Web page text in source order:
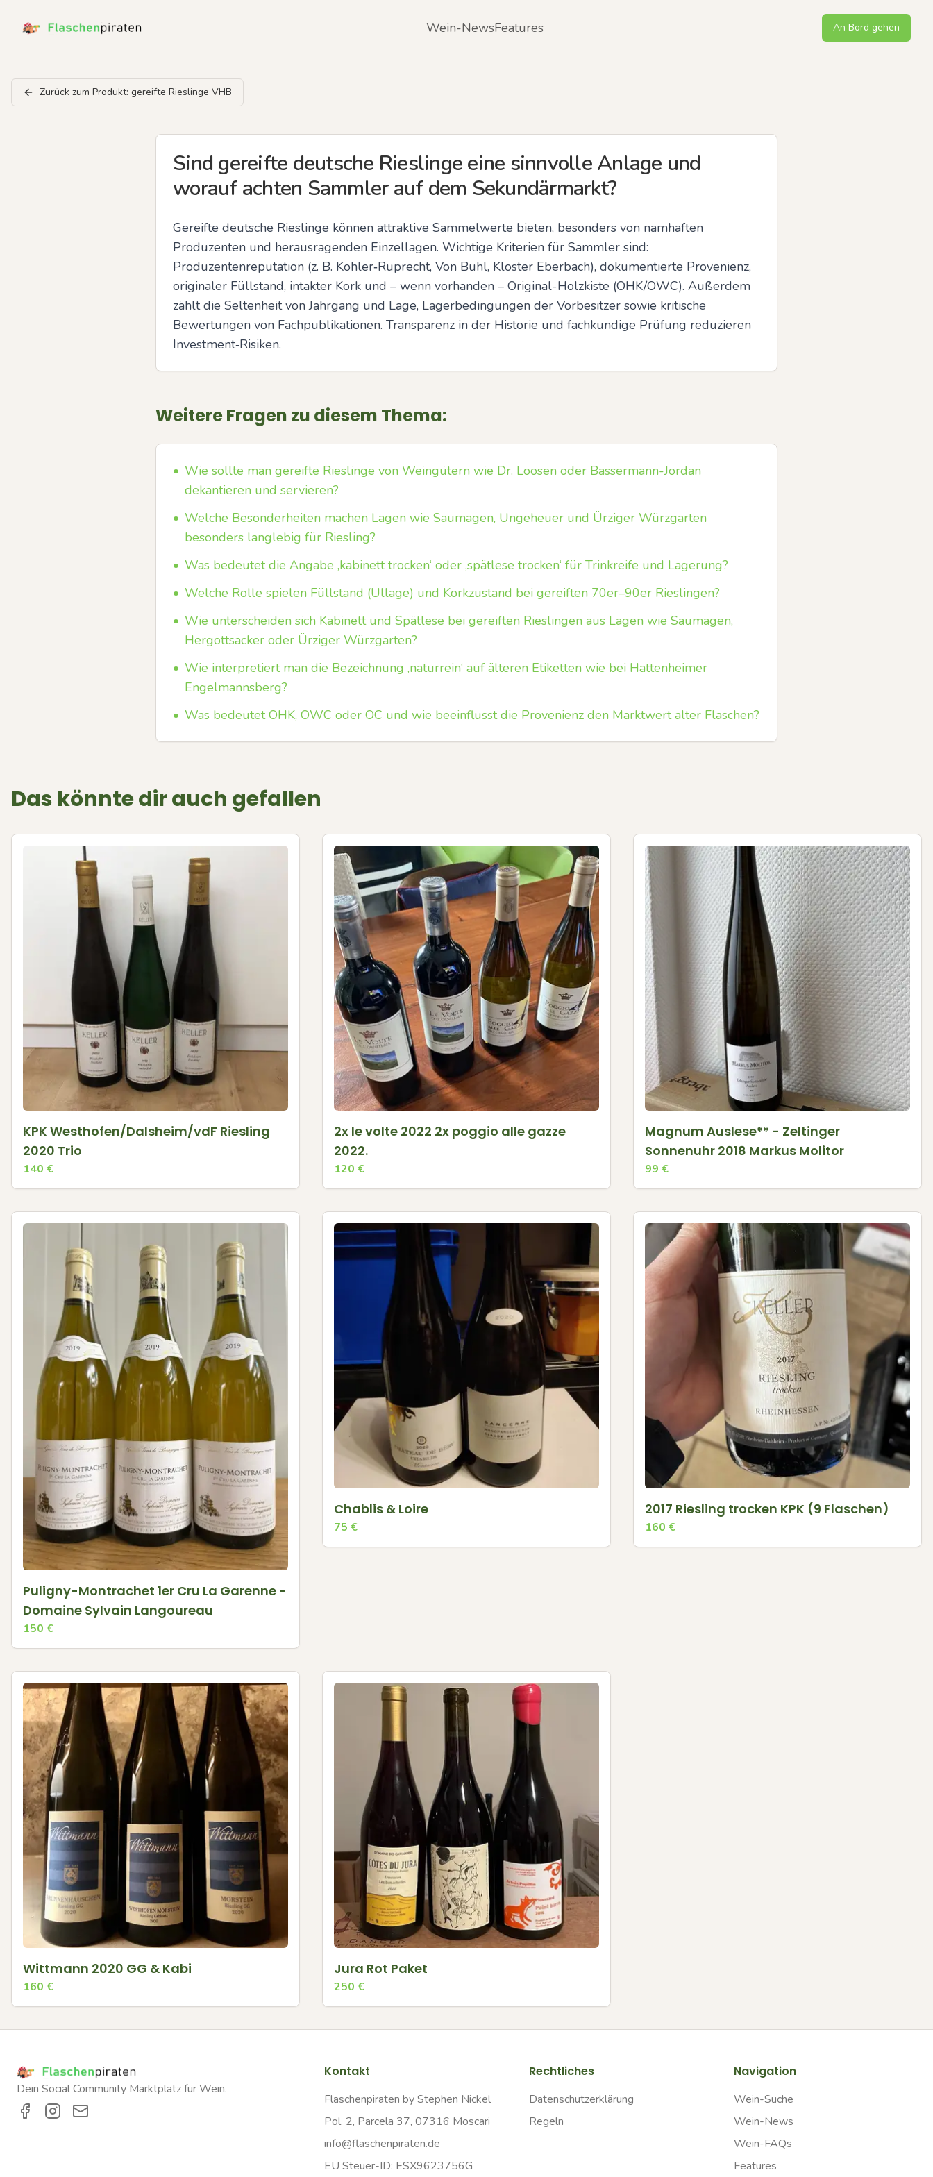
Wein-NewsFeatures An Bord gehen
Zurück zum Produkt: gereifte Rieslinge VHB
Sind gereifte deutsche Rieslinge eine sinnvolle Anlage und
worauf achten Sammler auf dem Sekundärmarkt?
Gereifte deutsche Rieslinge können attraktive Sammelwerte bieten, besonders von namhaften
Produzenten und herausragenden Einzellagen. Wichtige Kriterien für Sammler sind:
Produzentenreputation (z. B. Köhler‑Ruprecht, Von Buhl, Kloster Eberbach), dokumentierte Provenienz,
originaler Füllstand, intakter Kork und – wenn vorhanden – Original-Holzkiste (OHK/OWC). Außerdem
zählt die Seltenheit von Jahrgang und Lage, Lagerbedingungen der Vorbesitzer sowie kritische
Bewertungen von Fachpublikationen. Transparenz in der Historie und fachkundige Prüfung reduzieren
Investment‑Risiken.
Weitere Fragen zu diesem Thema:
• Wie sollte man gereifte Rieslinge von Weingütern wie Dr. Loosen oder Bassermann-Jordan
dekantieren und servieren?
• Welche Besonderheiten machen Lagen wie Saumagen, Ungeheuer und Ürziger Würzgarten
besonders langlebig für Riesling?
• Was bedeutet die Angabe ‚kabinett trocken‘ oder ‚spätlese trocken‘ für Trinkreife und Lagerung?
• Welche Rolle spielen Füllstand (Ullage) und Korkzustand bei gereiften 70er–90er Rieslingen?
• Wie unterscheiden sich Kabinett und Spätlese bei gereiften Rieslingen aus Lagen wie Saumagen,
Hergottsacker oder Ürziger Würzgarten?
• Wie interpretiert man die Bezeichnung ‚naturrein‘ auf älteren Etiketten wie bei Hattenheimer
Engelmannsberg?
• Was bedeutet OHK, OWC oder OC und wie beeinflusst die Provenienz den Marktwert alter Flaschen?
Das könnte dir auch gefallen
KPK Westhofen/Dalsheim/vdF Riesling
2020 Trio
140 €
2x le volte 2022 2x poggio alle gazze
2022.
120 €
Magnum Auslese** - Zeltinger
Sonnenuhr 2018 Markus Molitor
99 €
Puligny-Montrachet 1er Cru La Garenne -
Domaine Sylvain Langoureau
150 €
Chablis & Loire
75 €
2017 Riesling trocken KPK (9 Flaschen)
160 €
Wittmann 2020 GG & Kabi
160 €
Jura Rot Paket
250 €
Dein Social Community Marktplatz für Wein.
Kontakt
Flaschenpiraten by Stephen Nickel
Pol. 2, Parcela 37, 07316 Moscari
info@flaschenpiraten.de
EU Steuer-ID: ESX9623756G
Rechtliches
Datenschutzerklärung
Regeln
Navigation
Wein-Suche
Wein-News
Wein-FAQs
Features